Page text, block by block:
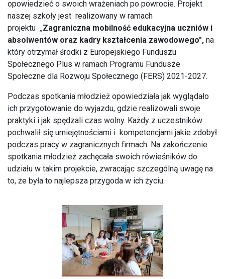
opowiedzieć o swoich wrażeniach po powrocie. Projekt
naszej szkoły jest realizowany w ramach
projektu „Zagraniczna mobilność edukacyjna uczniów i
absolwentów oraz kadry kształcenia zawodowego", na
który otrzymał środki z Europejskiego Funduszu
Społecznego Plus w ramach Programu Fundusze
Społeczne dla Rozwoju Społecznego (FERS) 2021-2027.
Podczas spotkania młodzież opowiedziała jak wyglądało
ich przygotowanie do wyjazdu, gdzie realizowali swoje
praktyki i jak spędzali czas wolny. Każdy z uczestników
pochwalił się umiejętnościami i kompetencjami jakie zdobył
podczas pracy w zagranicznych firmach. Na zakończenie
spotkania młodzież zachęcała swoich rówieśników do
udziału w takim projekcie, zwracając szczególną uwagę na
to, że była to najlepsza przygoda w ich życiu.